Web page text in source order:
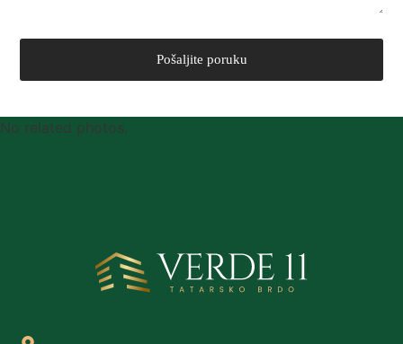
No related photos.